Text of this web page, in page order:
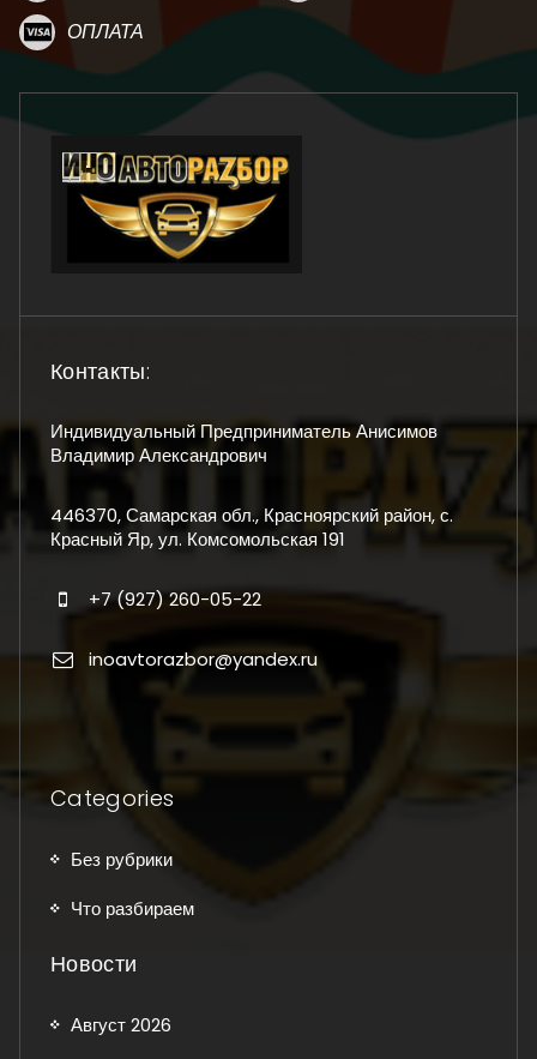
ОПЛАТА
Контакты:
Индивидуальный Предприниматель Анисимов
Владимир Александрович
446370, Самарская обл., Красноярский район, с.
Красный Яр, ул. Комсомольская 191
+7 (927) 260-05-22
inoavtorazbor@yandex.ru
Categories
Без рубрики
Что разбираем
Новости
Август 2026